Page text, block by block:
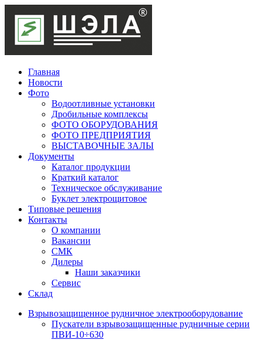
Главная
Новости
Фото
Водоотливные установки
Дробильные комплексы
ФОТО ОБОРУДОВАНИЯ
ФОТО ПРЕДПРИЯТИЯ
ВЫСТАВОЧНЫЕ ЗАЛЫ
Документы
Каталог продукции
Краткий каталог
Техническое обслуживание
Буклет электрощитовое
Типовые решения
Контакты
О компании
Вакансии
СМК
Дилеры
Наши заказчики
Сервис
Склад
Взрывозащищенное рудничное электрооборудование
Пускатели взрывозащищенные рудничные серии
ПВИ-10÷630